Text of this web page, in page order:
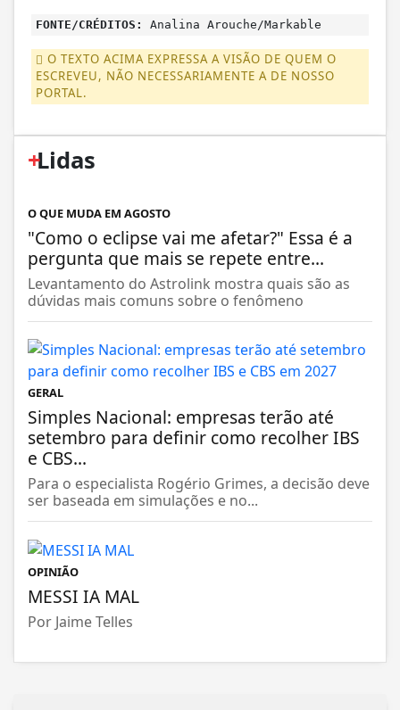
FONTE/CRÉDITOS: Analina Arouche/Markable
O TEXTO ACIMA EXPRESSA A VISÃO DE QUEM O
ESCREVEU, NÃO NECESSARIAMENTE A DE NOSSO
PORTAL.
+
Lidas
O QUE MUDA EM AGOSTO
"Como o eclipse vai me afetar?" Essa é a
pergunta que mais se repete entre...
Levantamento do Astrolink mostra quais são as
dúvidas mais comuns sobre o fenômeno
GERAL
Simples Nacional: empresas terão até
setembro para definir como recolher IBS
e CBS...
Para o especialista Rogério Grimes, a decisão deve
ser baseada em simulações e no...
OPINIÃO
MESSI IA MAL
Por Jaime Telles